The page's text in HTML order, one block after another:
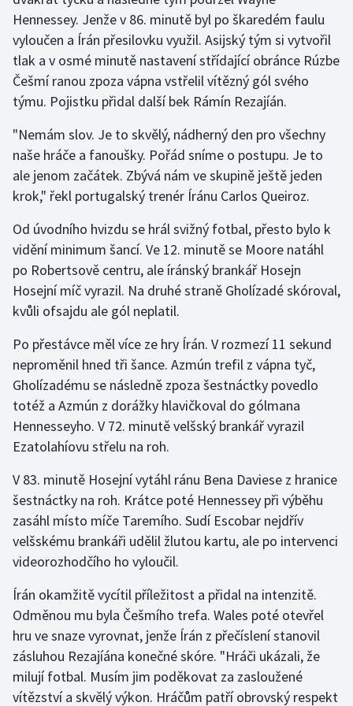
Olympijské hry
Parasport
Plavání
Plážový volejbal
Ragby
Rychlostní kanoistika
Short track
Stolní tenis
Triatlon
Veslování
Vodní slalom
Volejbal
Ostatní
Hennessey. Jenže v 86. minutě byl po škaredém faulu
vyloučen a Írán přesilovku využil. Asijský tým si vytvořil
tlak a v osmé minutě nastavení střídající obránce Rúzbe
Češmí ranou zpoza vápna vstřelil vítězný gól svého
týmu. Pojistku přidal další bek Rámín Rezajíán.
"Nemám slov. Je to skvělý, nádherný den pro všechny
naše hráče a fanoušky. Pořád sníme o postupu. Je to
ale jenom začátek. Zbývá nám ve skupině ještě jeden
krok," řekl portugalský trenér Íránu Carlos Queiroz.
Od úvodního hvizdu se hrál svižný fotbal, přesto bylo k
vidění minimum šancí. Ve 12. minutě se Moore natáhl
po Robertsově centru, ale íránský brankář Hosejn
Hosejní míč vyrazil. Na druhé straně Gholízadé skóroval,
kvůli ofsajdu ale gól neplatil.
Po přestávce měl více ze hry Írán. V rozmezí 11 sekund
neproměnil hned tři šance. Azmún trefil z vápna tyč,
Gholízadému se následně zpoza šestnáctky povedlo
totéž a Azmún z dorážky hlavičkoval do gólmana
Hennesseyho. V 72. minutě velšský brankář vyrazil
Ezatolahíovu střelu na roh.
V 83. minutě Hosejní vytáhl ránu Bena Daviese z hranice
šestnáctky na roh. Krátce poté Hennessey při výběhu
zasáhl místo míče Taremího. Sudí Escobar nejdřív
velšskému brankáři udělil žlutou kartu, ale po intervenci
videorozhodčího ho vyloučil.
Írán okamžitě vycítil příležitost a přidal na intenzitě.
Odměnou mu byla Češmího trefa. Wales poté otevřel
hru ve snaze vyrovnat, jenže Írán z přečíslení stanovil
zásluhou Rezajíána konečné skóre. "Hráči ukázali, že
milují fotbal. Musím jim poděkovat za zasloužené
vítězství a skvělý výkon. Hráčům patří obrovský respekt